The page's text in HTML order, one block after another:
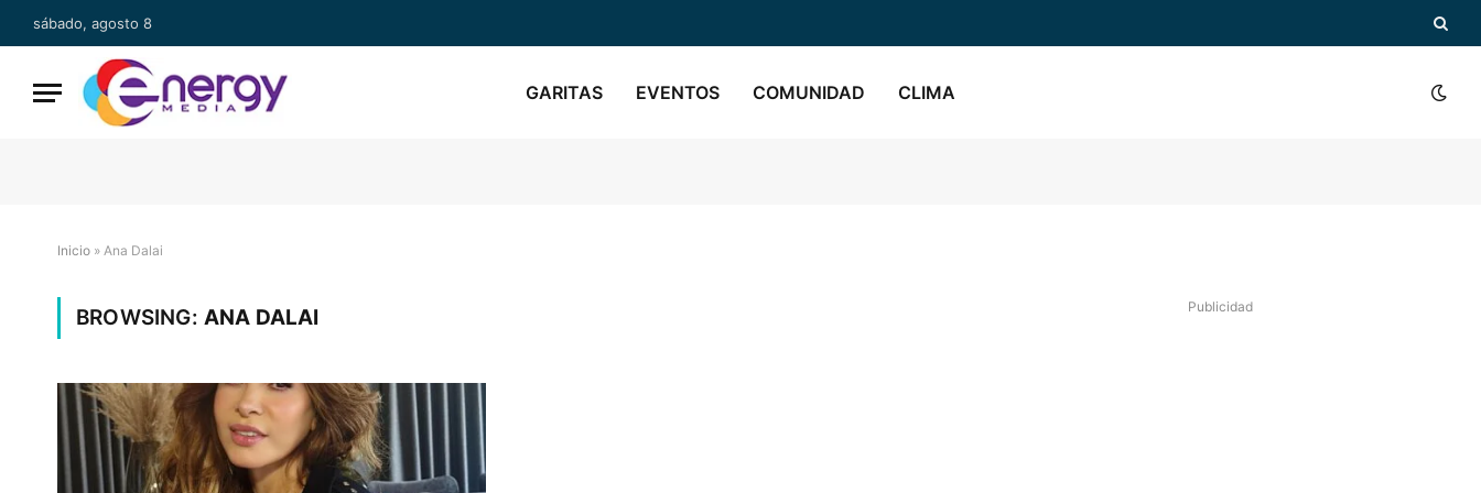
sábado, agosto 8
GARITAS EVENTOS COMUNIDAD CLIMA
Inicio » Ana Dalai
BROWSING: ANA DALAI Publicidad